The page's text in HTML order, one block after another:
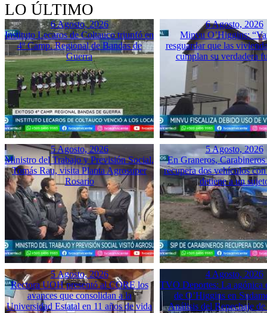
LO ÚLTIMO
6 Agosto, 2026
Instituto Lecaros de Coltauco triunfó en
4º Camp. Regional de Bandas de
Guerra
6 Agosto, 2026
Minvu O’Higgins:
resguardar que las
cumplan su verdadera
5 Agosto, 2026
Ministro del Trabajo y Previsión Social,
Tomás Rau, visita Planta Agrosuper
Rosario
5 Agosto, 2026
En Graneros,
recupera dos vehículos
detiene a un
5 Agosto, 2026
Rectora UOH presentó al CORE los
avances que consolidan a la
Universidad Estatal en 11 años de vida
4 Agosto, 2026
TVO Deportes: La agónica
de O’Higgins en
Análisis del Repechaje de